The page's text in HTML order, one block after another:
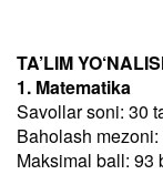
TA’LIM
1. Matematika
Savollar soni: 30
Baholash
Maksimal ball: 93